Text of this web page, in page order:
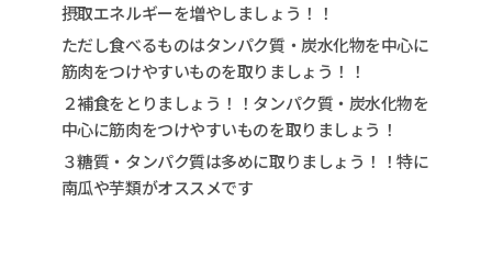
摂取エネルギーを増やしましょう！！
ただし食べるものはタンパク質・炭水化物を中心に
筋肉をつけやすいものを取りましょう！！
２補食をとりましょう！！タンパク質・炭水化物を
中心に筋肉をつけやすいものを取りましょう！
３糖質・タンパク質は多めに取りましょう！！特に
南瓜や芋類がオススメです